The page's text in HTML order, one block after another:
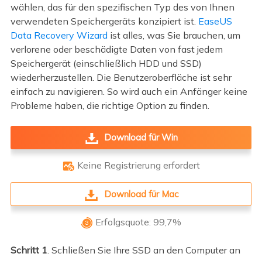
wählen, das für den spezifischen Typ des von Ihnen
verwendeten Speichergeräts konzipiert ist. EaseUS
Data Recovery Wizard ist alles, was Sie brauchen, um
verlorene oder beschädigte Daten von fast jedem
Speichergerät (einschließlich HDD und SSD)
wiederherzustellen. Die Benutzeroberfläche ist sehr
einfach zu navigieren. So wird auch ein Anfänger keine
Probleme haben, die richtige Option zu finden.
Download für Win
 Keine Registrierung erfordert
Download für Mac
 Erfolgsquote: 99,7%
Schritt 1. Schließen Sie Ihre SSD an den Computer an